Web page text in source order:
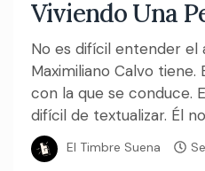
Viviendo Una
No es difícil entender el
Maximiliano Calvo
con la que se conduce.
difícil de textualizar. Él
El Timbre Suena